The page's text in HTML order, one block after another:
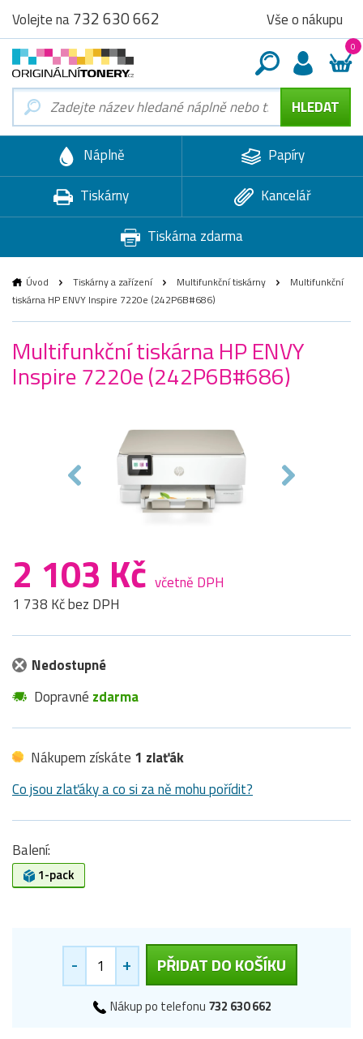
Volejte na732 630 662 Vše o nákupu
0
Náplně
Papíry
Tiskárny
Kancelář
Tiskárna zdarma
Úvod Tiskárny a zařízení Multifunkční tiskárny
Multifunkční
tiskárna HP ENVY Inspire 7220e (242P6B#686)
Multifunkční tiskárna HP ENVY
Inspire 7220e (242P6B#686)
2 103 Kč včetně DPH
1 738 Kč bez DPH
Nedostupné
Dopravné zdarma
Nákupem získáte 1 zlaťák
Co jsou zlaťáky a co si za ně mohu pořídit?
Balení:
1-pack
- + PŘIDAT DO KOŠÍKU
Nákup po telefonu 732 630 662